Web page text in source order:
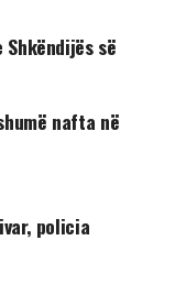
së
nafta në
policia